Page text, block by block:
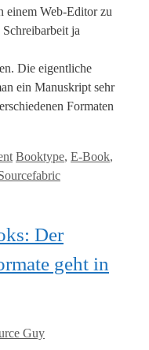
einem Web-Editor zu
ja
Die eigentliche
ein Manuskript sehr
Formaten
Tags
Booktype, E-Book,
Der
geht in
Guy